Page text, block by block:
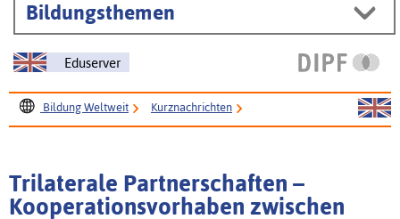
Bildungsthemen
Eduserver
Bildung Weltweit Kurznachrichten
und Deutschland
Trilaterale Partnerschaften –
Kooperationsvorhaben zwischen